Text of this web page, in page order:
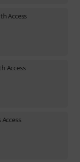
Access
Access